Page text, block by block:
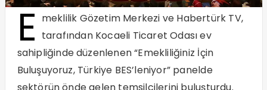
E meklilik Gözetim Merkezi ve Habertürk TV,
tarafından Kocaeli Ticaret Odası ev
sahipliğinde düzenlenen “Emekliliğiniz İçin
Buluşuyoruz, Türkiye BES’leniyor” panelde